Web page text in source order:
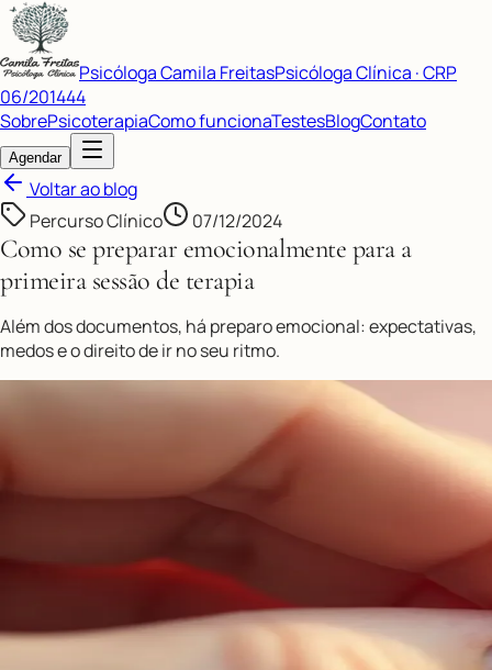
Psicóloga Camila FreitasPsicóloga Clínica · CRP
06/201444
SobrePsicoterapiaComo funcionaTestesBlogContato
Agendar
Voltar ao blog
Percurso Clínico
07/12/2024
Como se preparar emocionalmente para a
primeira sessão de terapia
Além dos documentos, há preparo emocional: expectativas,
medos e o direito de ir no seu ritmo.